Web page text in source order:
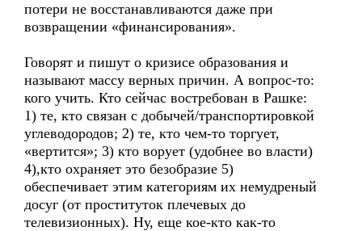
потери не восстанавливаются даже при
возвращении «финансирования».
Говорят и пишут о кризисе образования и
называют массу верных причин. А вопрос-то:
кого учить. Кто сейчас востребован в Рашке:
1) те, кто связан с добычей/транспортировкой
углеводородов; 2) те, кто чем-то торгует,
«вертится»; 3) кто ворует (удобнее во власти)
4),кто охраняет это безобразие 5)
обеспечивает этим категориям их немудреный
досуг (от проституток плечевых до
телевизионных). Ну, еще кое-кто как-то